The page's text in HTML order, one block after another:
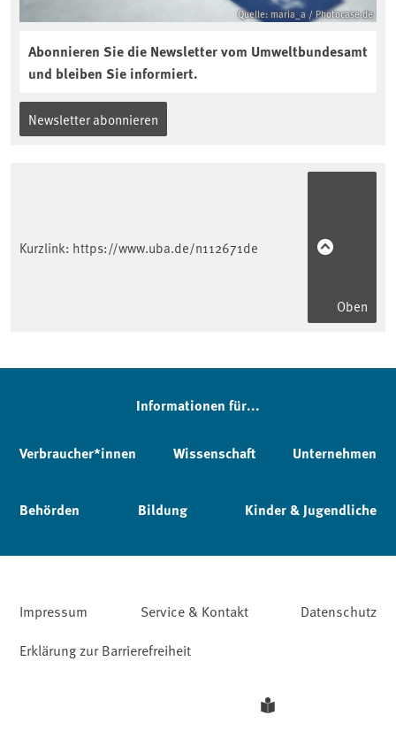
Quelle: maria_a / Photocase.de
Abonnieren Sie die Newsletter vom Umweltbundesamt
und bleiben Sie informiert.
Newsletter abonnieren
Kurzlink: https://www.uba.de/n112671de
Oben
Informationen für...
Verbraucher*innen Wissenschaft Unternehmen
Behörden Bildung Kinder & Jugendliche
Impressum Service & Kontakt
Datenschutz
Erklärung zur Barrierefreiheit